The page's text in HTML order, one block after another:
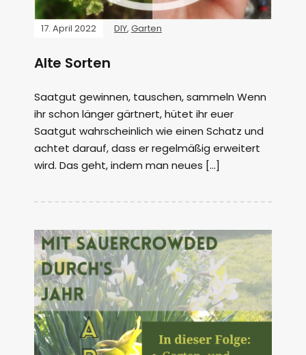
17. April 2022 DIY, Garten
Alte Sorten
Saatgut gewinnen, tauschen, sammeln Wenn
ihr schon länger gärtnert, hütet ihr euer
Saatgut wahrscheinlich wie einen Schatz und
achtet darauf, dass er regelmäßig erweitert
wird. Das geht, indem man neues […]